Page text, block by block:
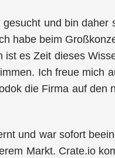
und bin daher
habe beim
ist es Zeit dieses
Ich freue mich
die Firma auf den
und war sofort
Markt. Crate.io